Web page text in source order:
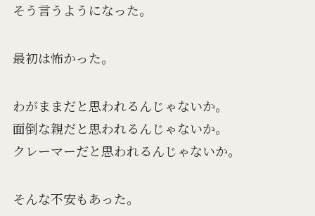
そう言うようになった。
最初は怖かった。
わがままだと思われるんじゃないか。
面倒な親だと思われるんじゃないか。
クレーマーだと思われるんじゃないか。
そんな不安もあった。